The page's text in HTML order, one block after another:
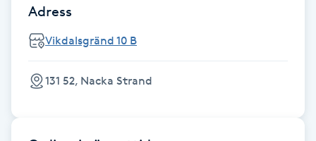
Adress
Vikdalsgränd 10 B
131 52, Nacka Strand